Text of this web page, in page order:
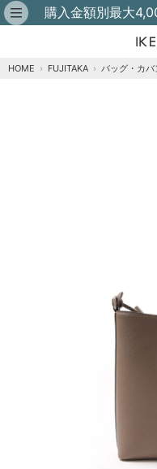
購入金額別最大
HOME › FUJITAKA › バッグ・カバ
オレンジ
在庫なし
「オレンジ」
残りわずか